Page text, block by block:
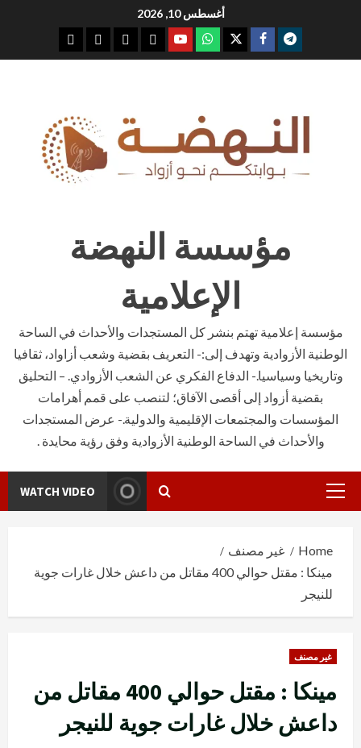
أغسطس 10, 2026
telegram
facebook
x
whatsap
youtube
مؤسسة النهضة
الإعلامية
مؤسسة إعلامية تهتم بنشر كل المستجدات والأحداث في الساحة
الوطنية الأزوادية وتهدف إلى:- التعريف بقضية وشعب أزاواد، ثقافيا
وتاريخيا وسياسيا.- الدفاع الفكري عن الشعب الأزوادي. – التحليق
بقضية أزواد إلى أقصى الآفاق؛ لتنصب على قمم أهرامات
المؤسسات والمجتمعات الإقليمية والدولية.- عرض المستجدات
والأحداث في الساحة الوطنية الأزوادية وفق رؤية محايدة .
Primary
WATCH VIDEO
Home
غير مصنف
مينكا : مقتل حوالي 400 مقاتل من داعش خلال غارات جوية
للنيجر
غير مصنف
مينكا : مقتل حوالي 400 مقاتل من
داعش خلال غارات جوية للنيجر